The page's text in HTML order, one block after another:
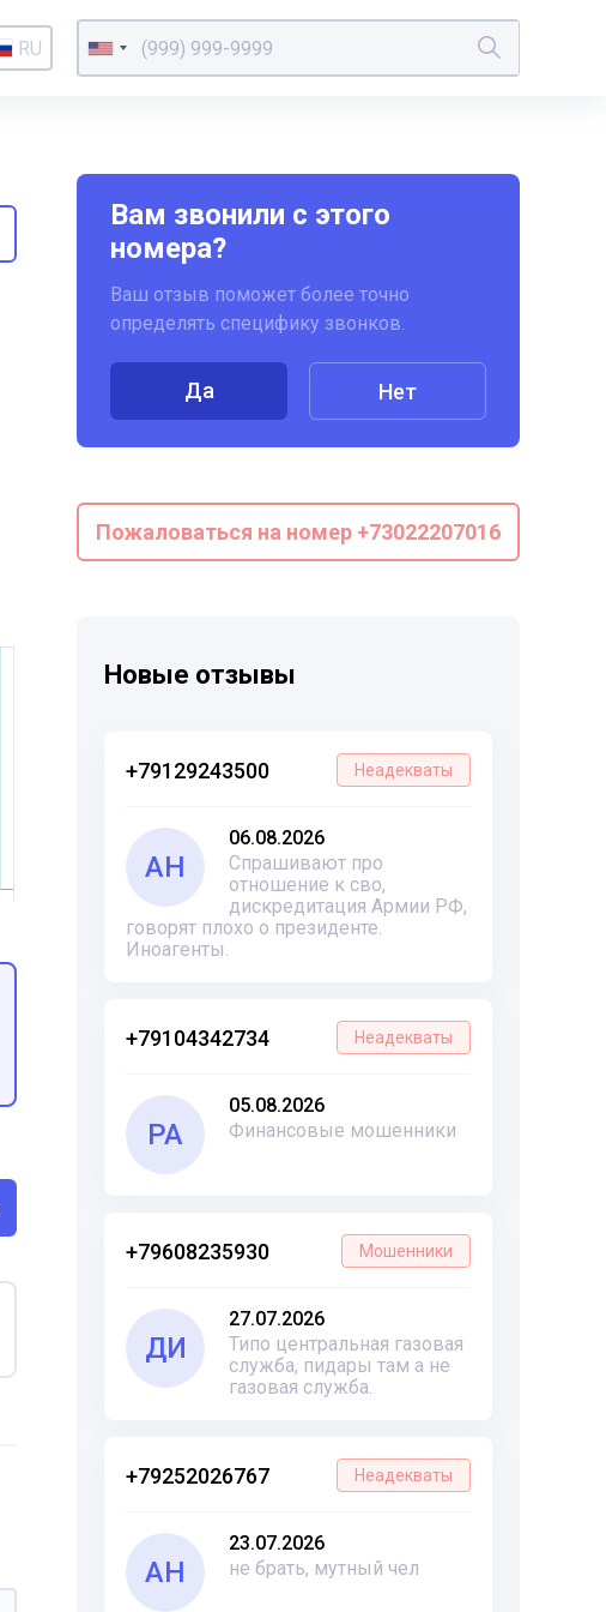
RU
Вам звонили с этого
номера?
Ваш отзыв поможет более точно
определять специфику звонков.
Да Нет
Пожаловаться на номер +73022207016
Новые отзывы
+79129243500 Неадекваты
АН
06.08.2026
Спрашивают про
отношение к сво,
дискредитация Армии РФ,
говорят плохо о президенте.
Иноагенты.
+79104342734 Неадекваты
РА
05.08.2026
Финансовые мошенники
+79608235930 Мошенники
ДИ
27.07.2026
Типо центральная газовая
служба, пидары там а не
газовая служба.
+79252026767 Неадекваты
АН
23.07.2026
не брать, мутный чел